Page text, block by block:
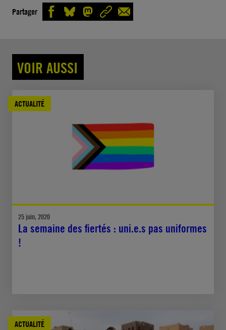
Partager
VOIR AUSSI
ACTUALITÉ
25 juin, 2020
La semaine des fiertés : uni.e.s pas uniformes
!
ACTUALITÉ